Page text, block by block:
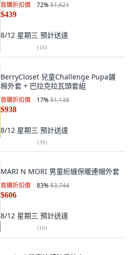
首購折扣價 72%$1,621
$439
8/12 星期三 預計送達
(16)
BerryCloset 兒童Challenge Pupa鋪
棉外套 + 巴拉克拉瓦頭套組
首購折扣價 17%$1,138
$938
8/12 星期三 預計送達
(39)
MARI N MORI 男童絎縫保暖連帽外套
首購折扣價 83%$3,744
$606
8/12 星期三 預計送達
(10)